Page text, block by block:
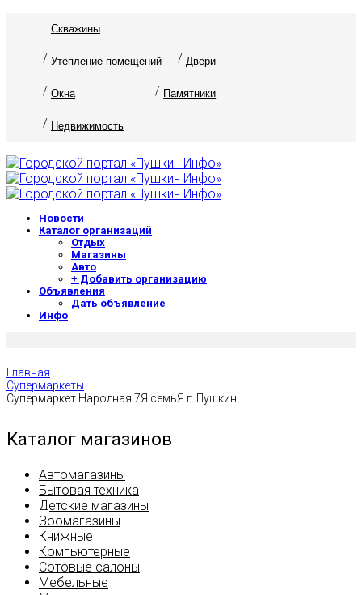
Скважины
Утепление помещений Двери
Окна Памятники
Недвижимость
Новости
Каталог организаций
Отдых
Магазины
Авто
+ Добавить организацию
Объявления
Дать объявление
Инфо
Главная
Супермаркеты
Супермаркет Народная 7Я семьЯ г. Пушкин
Каталог магазинов
Автомагазины
Бытовая техника
Детские магазины
Зоомагазины
Книжные
Компьютерные
Сотовые салоны
Мебельные